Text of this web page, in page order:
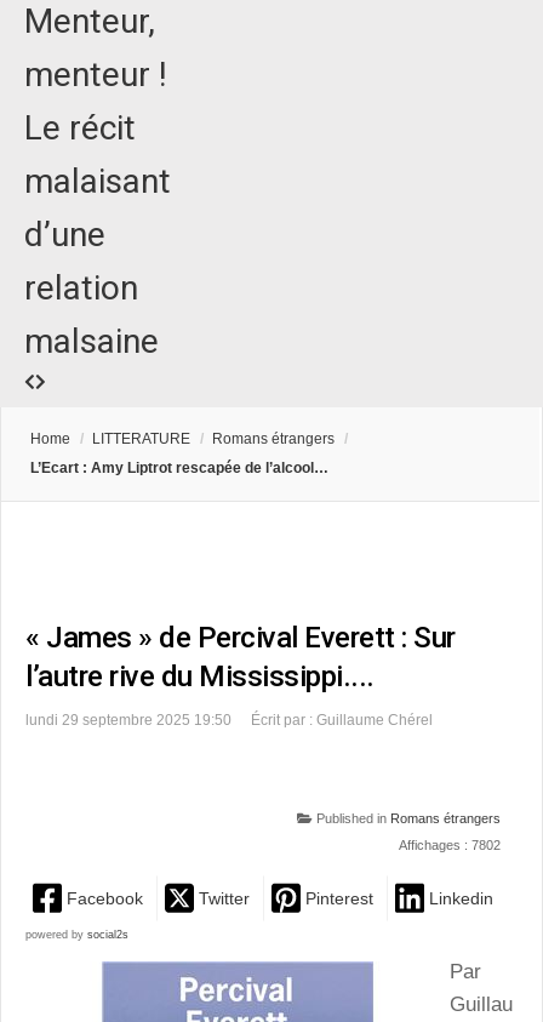
Menteur,
menteur !
Le récit
malaisant
d’une
relation
malsaine
Home / LITTERATURE / Romans étrangers /
L’Ecart : Amy Liptrot rescapée de l’alcool…
« James » de Percival Everett : Sur
l’autre rive du Mississippi....
lundi 29 septembre 2025 19:50 Écrit par : Guillaume Chérel
Published in Romans étrangers
Affichages : 7802
Facebook Twitter Pinterest Linkedin
powered by social2s
Par
Guillau